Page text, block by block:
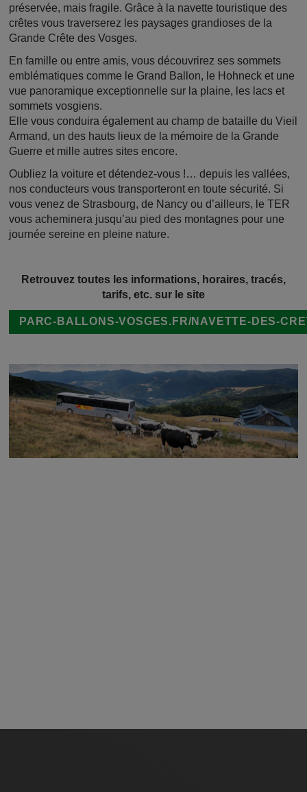
préservée, mais fragile. Grâce à la navette touristique des
crêtes vous traverserez les paysages grandioses de la
Grande Crête des Vosges.
En famille ou entre amis, vous découvrirez ses sommets
emblématiques comme le Grand Ballon, le Hohneck et une
vue panoramique exceptionnelle sur la plaine, les lacs et
sommets vosgiens.
Elle vous conduira également au champ de bataille du Vieil
Armand, un des hauts lieux de la mémoire de la Grande
Guerre et mille autres sites encore.
Oubliez la voiture et détendez-vous !… depuis les vallées,
nos conducteurs vous transporteront en toute sécurité. Si
vous venez de Strasbourg, de Nancy ou d’ailleurs, le TER
vous acheminera jusqu’au pied des montagnes pour une
journée sereine en pleine nature.
Retrouvez toutes les informations, horaires, tracés,
tarifs, etc. sur le site
PARC-BALLONS-VOSGES.FR/NAVETTE-DES-
Image